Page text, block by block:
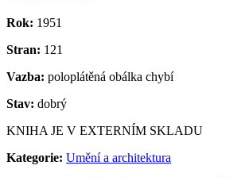
Rok: 1951
Stran: 121
Vazba: poloplátěná obálka chybí
Stav: dobrý
KNIHA JE V EXTERNÍM SKLADU
Kategorie: Umění a architektura